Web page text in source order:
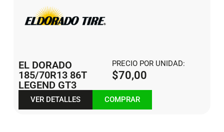
EL DORADO
185/70R13 86T
LEGEND GT3
PRECIO POR UNIDAD:
$70,00
VER DETALLES COMPRAR